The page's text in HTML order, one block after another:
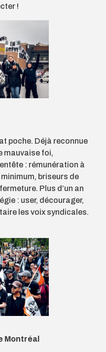
!
poche. Déjà reconnue
mauvaise foi,
: rémunération à
briseurs de
Plus d’un an
: user, décourager,
les voix syndicales.
Montréal